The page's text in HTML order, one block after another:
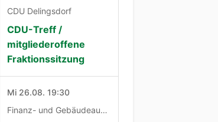
CDU Delingsdorf
CDU-Treff /
mitgliederoffene
Fraktionssitzung
Mi 26.08. 19:30
Finanz- und Gebäudeausschuß